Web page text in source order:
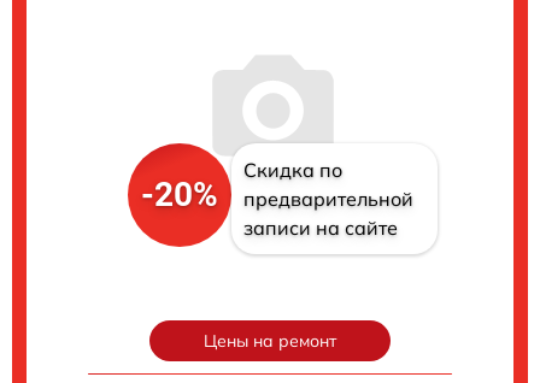
-20%
Скидка по
предварительной
записи на сайте
Цены на ремонт